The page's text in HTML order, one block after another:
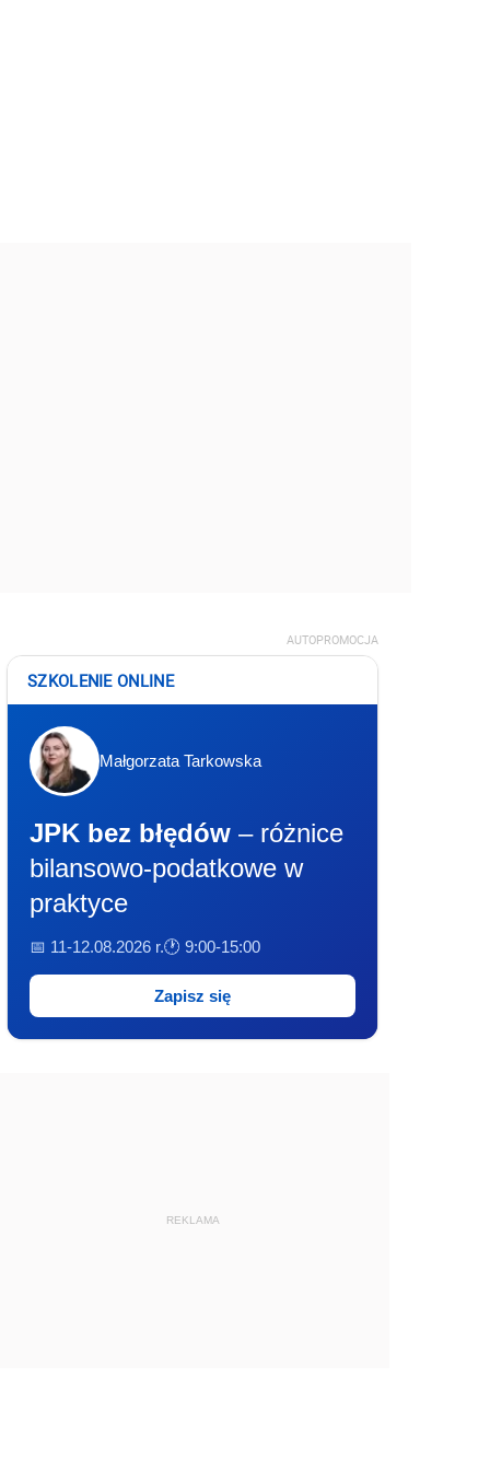
AUTOPROMOCJA
SZKOLENIE ONLINE
Małgorzata Tarkowska
JPK bez błędów – różnice
bilansowo-podatkowe w
praktyce
📅 11-12.08.2026 r.🕐 9:00-15:00
Zapisz się
REKLAMA